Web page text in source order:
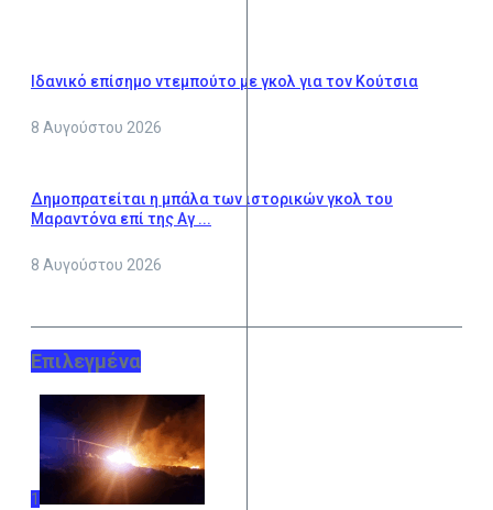
Ιδανικό επίσημο ντεμπούτο με γκολ για τον Κούτσια
8 Αυγούστου 2026
Δημοπρατείται η μπάλα των ιστορικών γκολ του
Μαραντόνα επί της Αγ ...
8 Αυγούστου 2026
Επιλεγμένα
1